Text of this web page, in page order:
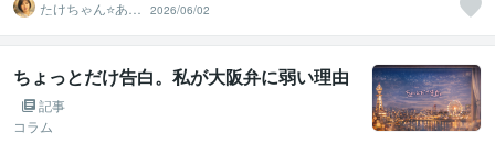
たけちゃん⭐あな
たの魅力を見つ
ける対話人
2026/06/02
ちょっとだけ告白。私が大阪弁に弱い理由
記事
コラム